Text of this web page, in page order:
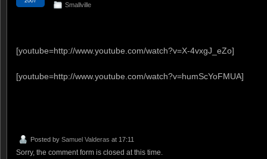
Smallville
[youtube=http://www.youtube.com/watch?v=X-4vxgJ_eZo]
[youtube=http://www.youtube.com/watch?v=humScYoFMUA]
Posted by Samuel Valderas at 17:11
Sorry, the comment form is closed at this time.